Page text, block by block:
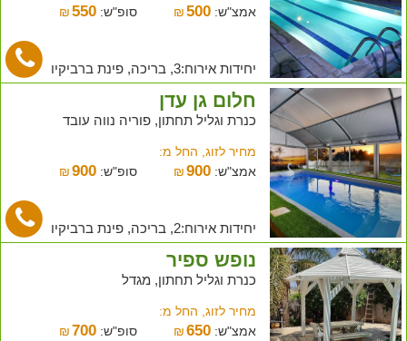
אמצ"ש:
₪500 סופ"ש: ₪ 550
יחידות אירוח:3, בריכה, פינת ברביקיו
חלום גן עדן
כנרת וגליל תחתון, פוריה נווה עובד
מחיר לזוג, החל מ:
אמצ"ש:
₪900 סופ"ש: ₪ 900
יחידות אירוח:2, בריכה, פינת ברביקיו
נופש ספיר
כנרת וגליל תחתון, מגדל
מחיר לזוג, החל מ:
אמצ"ש:
₪650 סופ"ש: ₪ 700